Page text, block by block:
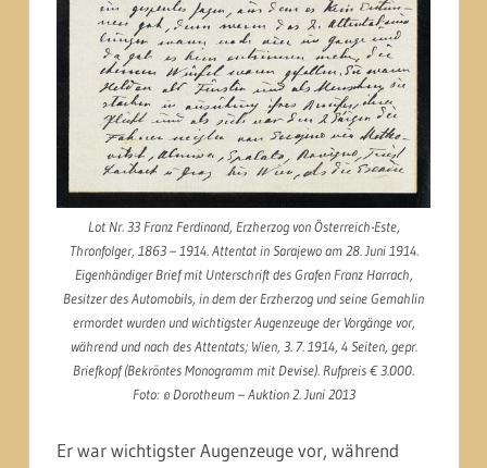
Lot Nr. 33 Franz Ferdinand, Erzherzog von Österreich-Este,
Thronfolger, 1863 – 1914. Attentat in Sarajewo am 28. Juni 1914.
Eigenhändiger Brief mit Unterschrift des Grafen Franz Harrach,
Besitzer des Automobils, in dem der Erzherzog und seine Gemahlin
ermordet wurden und wichtigster Augenzeuge der Vorgänge vor,
während und nach des Attentats; Wien, 3. 7. 1914, 4 Seiten, gepr.
Briefkopf (Bekröntes Monogramm mit Devise). Rufpreis € 3.000.
Foto: © Dorotheum – Auktion 2. Juni 2013
Er war wichtigster Augenzeuge vor, während